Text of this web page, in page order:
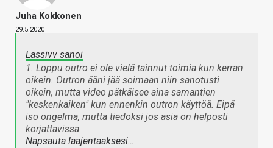
Juha Kokkonen
29.5.2020
Lassivv sanoi
1. Loppu outro ei ole vielä tainnut toimia kun kerran
oikein. Outron ääni jää soimaan niin sanotusti
oikein, mutta video pätkäisee aina samantien
"keskenkaiken" kun ennenkin outron käyttöä. Eipä
iso ongelma, mutta tiedoksi jos asia on helposti
korjattavissa
Napsauta laajentaaksesi…